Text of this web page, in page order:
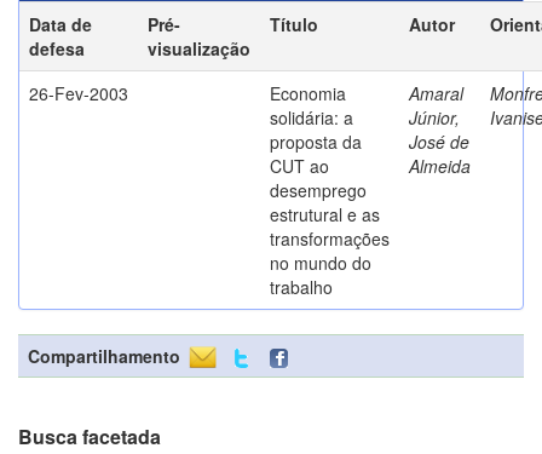
Data de
defesa
Pré-
visualização
Título Autor
26-Fev-2003
Economia
solidária: a
proposta da
CUT ao
desemprego
estrutural e as
transformações
no mundo do
trabalho
Amaral
Júnior,
José de
Almeida
Compartilhamento
Busca facetada